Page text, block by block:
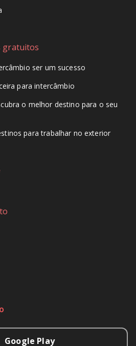
gratuitos
ser um sucesso
para intercâmbio
o melhor destino para o seu
para trabalhar no exterior
Google Play